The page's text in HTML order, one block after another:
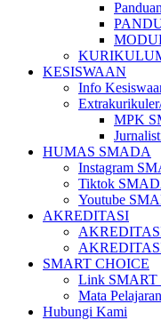
KESISWAAN
Info
MPK
HUMAS SMADA
Instagram
Tiktok
Youtube
AKREDITASI
SMART CHOICE
Link SMART
Mata
Hubungi Kami